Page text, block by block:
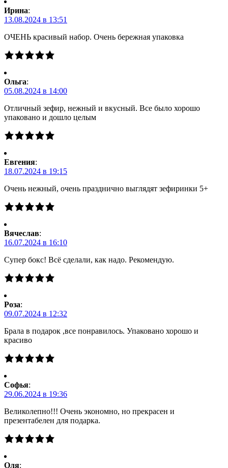
Ирина:
13.08.2024 в 13:51
ОЧЕНЬ красивый набор. Очень бережная упаковка
Ольга:
05.08.2024 в 14:00
Отличный зефир, нежный и вкусный. Все было хорошо
упаковано и дошло целым
Евгения:
18.07.2024 в 19:15
Очень нежный, очень празднично выглядят зефиринки 5+
Вячеслав:
16.07.2024 в 16:10
Супер бокс! Всё сделали, как надо. Рекомендую.
Роза:
09.07.2024 в 12:32
Брала в подарок ,все понравилось. Упаковано хорошо и
красиво
Софья:
29.06.2024 в 19:36
Великолепно!!! Очень экономно, но прекрасен и
презентабелен для подарка.
Оля: